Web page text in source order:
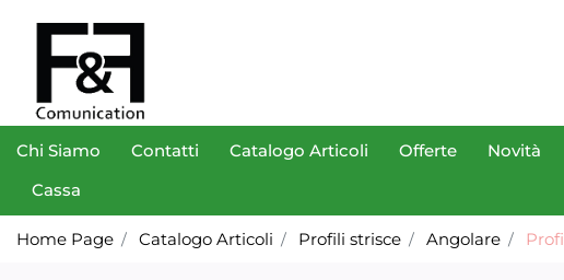
Chi Siamo Contatti Catalogo Articoli Offerte Novità
Cassa
Home Page Catalogo Articoli Profili strisce Angolare